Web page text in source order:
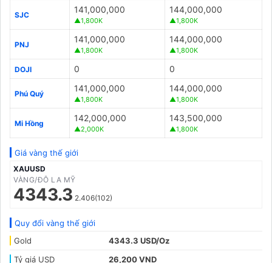
SJC
141,000,000
▲1,800K
144,000,000
▲1,800K
PNJ
141,000,000
▲1,800K
144,000,000
▲1,800K
DOJI 0 0
Phú Quý
141,000,000
▲1,800K
144,000,000
▲1,800K
Mi Hồng
142,000,000
▲2,000K
143,500,000
▲1,800K
Giá vàng thế giới
XAUUSD
VÀNG/ĐÔ LA MỸ
4343.3 2.406(102)
Quy đổi vàng thế giới
Gold
4343.3 USD/Oz
Tỷ giá USD
26,200 VND